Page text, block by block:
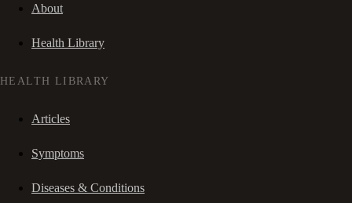
About
Health Library
HEALTH LIBRARY
Articles
Symptoms
Diseases & Conditions